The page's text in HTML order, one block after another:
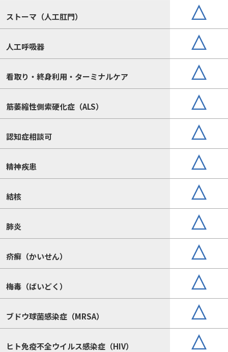
ストーマ（人工肛門）
人工呼吸器
看取り・終身利用・ターミナルケア
筋萎縮性側索硬化症（ALS）
認知症相談可
精神疾患
結核
肺炎
疥癬（かいせん）
梅毒（ばいどく）
ブドウ球菌感染症（MRSA）
ヒト免疫不全ウイルス感染症（HIV）